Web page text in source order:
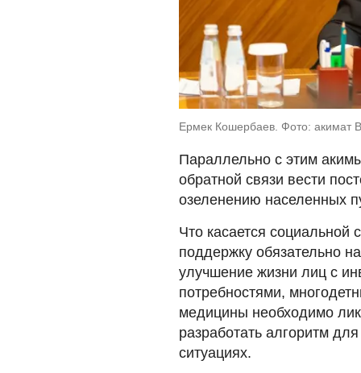
Ермек Кошербаев. Фото: акимат
Параллельно с этим
обратной связи вести
озеленению населенных
Что касается социальной
поддержку обязательно
улучшение жизни лиц с
потребностями,
медицины необходимо
разработать алгоритм
ситуациях.